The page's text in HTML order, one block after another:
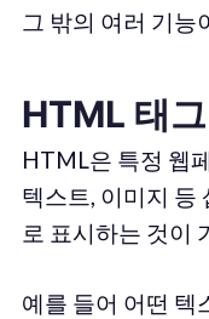
그 밖의 여러 기능
HTML 태그
HTML은 특정 웹
텍스트, 이미지 등
로 표시하는 것이
예를 들어 어떤 텍